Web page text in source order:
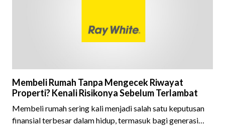
Membeli Rumah Tanpa Mengecek Riwayat
Properti? Kenali Risikonya Sebelum Terlambat
Membeli rumah sering kali menjadi salah satu keputusan
finansial terbesar dalam hidup, termasuk bagi generasi